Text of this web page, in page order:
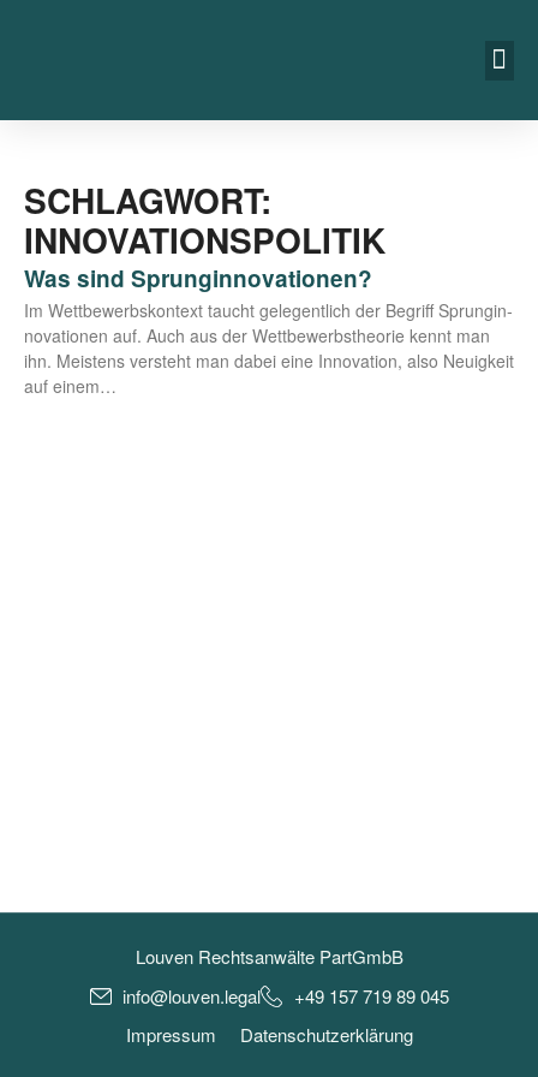
SCHLAGWORT:
INNOVATIONSPOLITIK
Was sind Sprunginnovationen?
Im Wett­be­werbs­kon­text taucht gele­gent­lich der Begriff Sprung­in­
no­va­tio­nen auf. Auch aus der Wett­be­werbs­theo­rie kennt man
ihn. Meis­tens ver­steht man dabei eine Inno­va­ti­on, also Neu­ig­keit
auf einem…
Louven Rechtsanwälte PartGmbB
info@louven.legal
+49 157 719 89 045
Impressum
Datenschutzerklärung